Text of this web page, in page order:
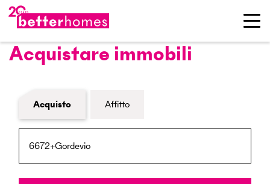
Acquistare immobili
Modulo di ricerca immobiliare
Acquisto Affitto
NPA / Località
Raggio